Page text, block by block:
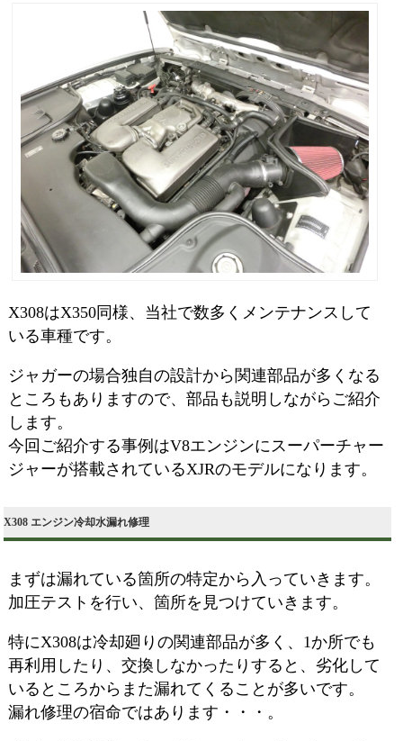
X308はX350同様、当社で数多くメンテナンスして
いる車種です。
ジャガーの場合独自の設計から関連部品が多くなる
ところもありますので、部品も説明しながらご紹介
します。
今回ご紹介する事例はV8エンジンにスーパーチャー
ジャーが搭載されているXJRのモデルになります。
X308 エンジン冷却水漏れ修理
まずは漏れている箇所の特定から入っていきます。
加圧テストを行い、箇所を見つけていきます。
特にX308は冷却廻りの関連部品が多く、1か所でも
再利用したり、交換しなかったりすると、劣化して
いるところからまた漏れてくることが多いです。
漏れ修理の宿命ではあります・・・。